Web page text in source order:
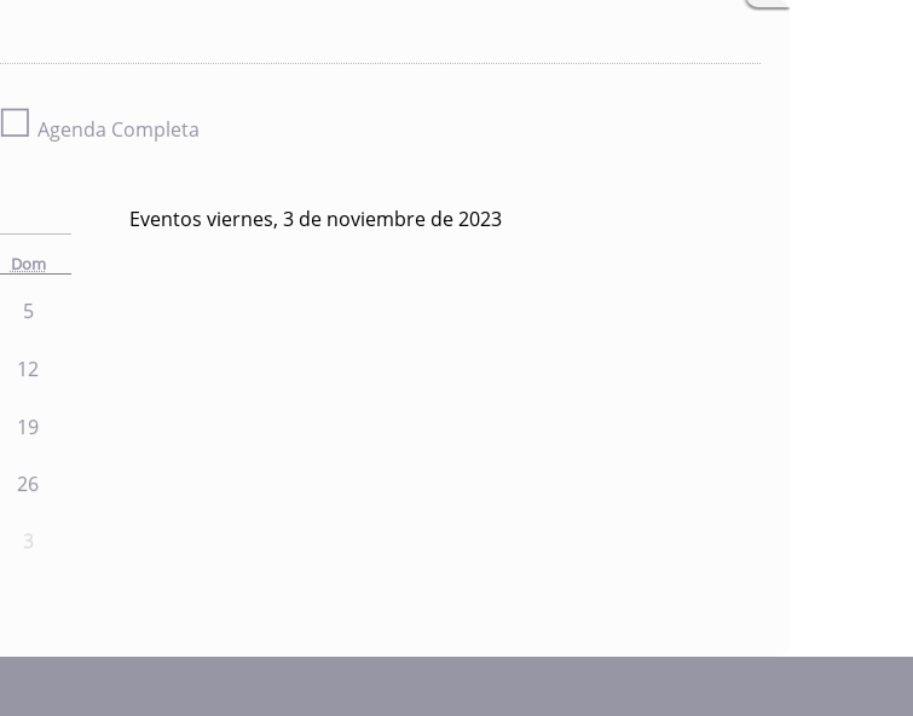
☐ Agenda Completa
Dom
5
12
19
26
3
Eventos viernes, 3 de noviembre de 2023